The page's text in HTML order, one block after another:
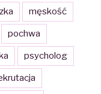
męskość
pochwa
psycholog